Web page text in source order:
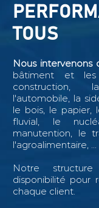
TOUS
Nous intervenons
bâtiment et les
construction,
l'automobile, la
le bois, le papier,
fluvial, le
manutention, le
l'agroalimentaire, ...
Notre
disponibilité pour
chaque client.